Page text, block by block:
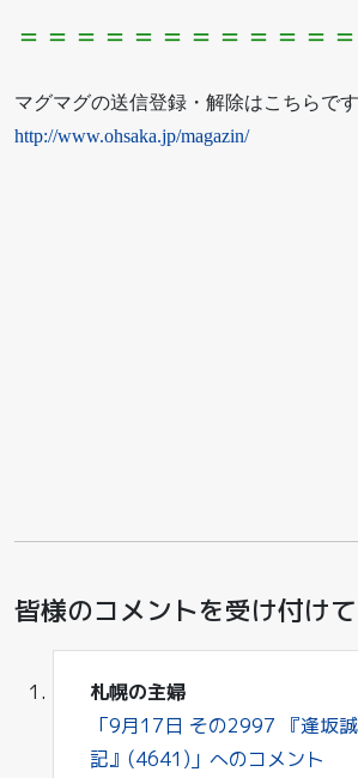
＝＝＝＝＝＝＝＝＝＝＝＝
マグマグの送信登録・解除はこちらです
http://www.ohsaka.jp/magazin/
皆様のコメントを受け付けて
札幌の主婦
「9月17日 その2997 『逢坂
記』(4641)」へのコメント